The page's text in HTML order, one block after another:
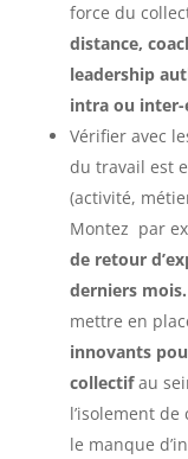
force du
distance,
leadership
intra ou
Vérifier avec
du travail est
(activité,
Montez par
de retour
derniers mois.
mettre en
innovants
collectifau
l’isolement
le manque